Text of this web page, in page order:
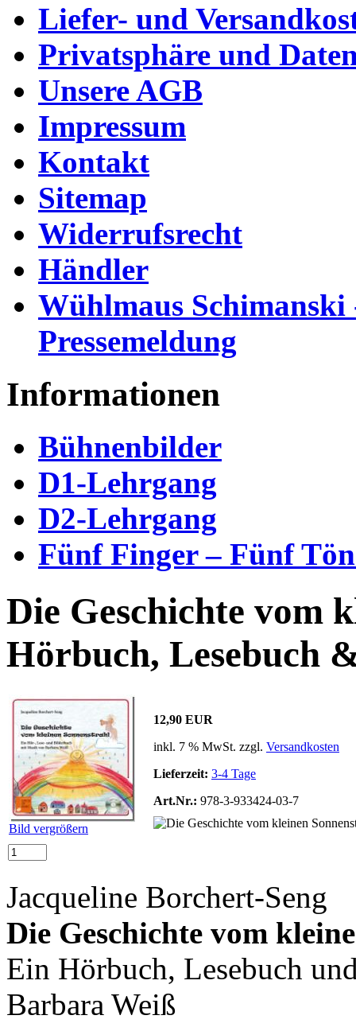
Liefer- und
Privatsphäre und
Unsere AGB
Impressum
Kontakt
Sitemap
Widerrufsrecht
Händler
Wühlmaus
Pressemeldung
Informationen
Bühnenbilder
D1-Lehrgang
D2-Lehrgang
Fünf Finger – Fünf
Die Geschichte vom
Hörbuch, Lesebuch
Bild vergrößern
12,90 EUR
inkl. 7 % MwSt. zzgl. Versandkosten
Lieferzeit: 3-4 Tage
Art.Nr.: 978-3-933424-03-7
Jacqueline Borchert-Seng
Die Geschichte vom
Ein Hörbuch, Lesebuch
Barbara Weiß